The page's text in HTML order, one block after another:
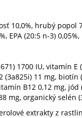
10,0%, hrubý popol
EPA (20:5 n-3) 0,05%,
1700 IU, vitamín
11 mg,
B12 0,12 mg,
mg, organický selén
extrakty z